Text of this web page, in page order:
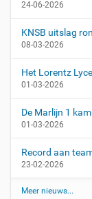
24-06-2026
KNSB uitslag
08-03-2026
Het Lorentz
01-03-2026
De Marlijn 1
01-03-2026
Record aan
23-02-2026
Meer nieuws...